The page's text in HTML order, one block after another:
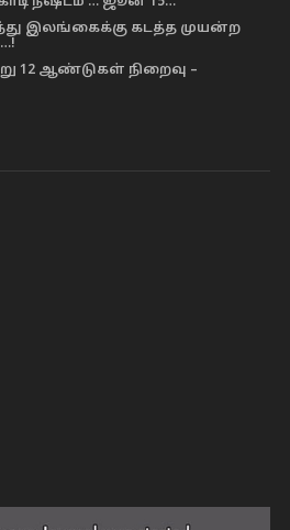
இலங்கைக்கு கடத்த முயன்ற
12 ஆண்டுகள் நிறைவு –